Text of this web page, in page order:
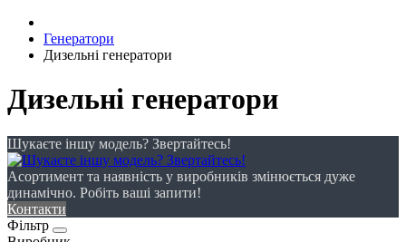
Генератори
Дизельні генератори
Дизельні генератори
Шукаєте іншу модель? Звертайтесь!
Асортимент та наявність у виробників змінюється дуже
динамічно. Робіть ваші запити!
Контакти
Фільтр